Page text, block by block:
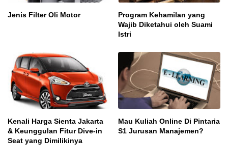
Jenis Filter Oli Motor
Program Kehamilan yang
Wajib Diketahui oleh Suami
Istri
Kenali Harga Sienta Jakarta
& Keunggulan Fitur Dive-in
Seat yang Dimilikinya
Mau Kuliah Online Di Pintaria
S1 Jurusan Manajemen?